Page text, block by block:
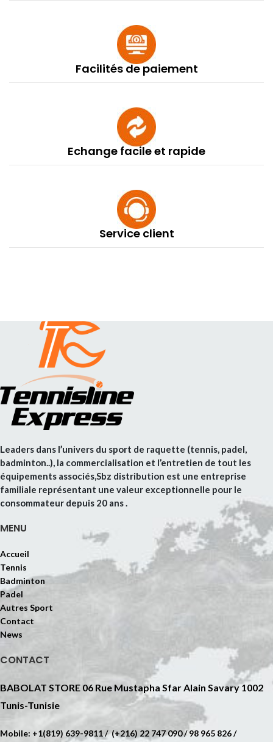
Facilités de paiement
Echange facile et rapide
Service client
Leaders dans l’univers du sport de raquette (tennis, padel,
badminton..), la commercialisation et l’entretien de tout les
équipements associés,Sbz distribution est une entreprise
familiale représentant une valeur exceptionnelle pour le
consommateur depuis 20 ans .
MENU
Accueil
Tennis
Badminton
Padel
Autres Sport
Contact
News
CONTACT
BABOLAT STORE 06 Rue Mustapha Sfar Alain Savary 1002
Tunis-Tunisie
Mobile: +1(819) 639-9811 / (+216) 22 747 090 / 98 965 826 /